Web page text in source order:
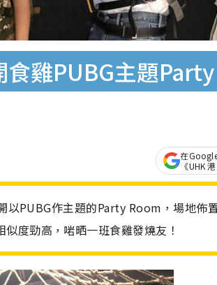
食雞PUBG主題
在
《UHK
以PUBG作主題的Party Room，場地佈
度勁高，啱晒一班食雞發燒友！